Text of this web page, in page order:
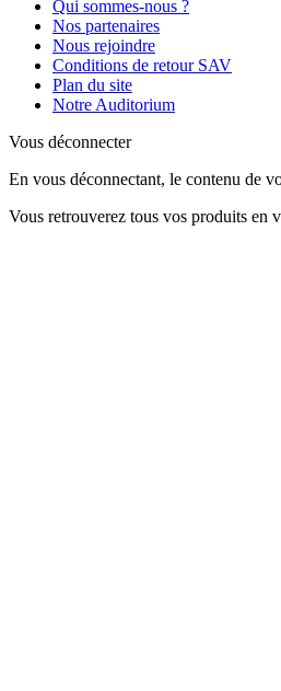
Qui sommes-nous ?
Nos partenaires
Nous rejoindre
Conditions de retour SAV
Plan du site
Notre Auditorium
Vous déconnecter
En vous déconnectant, le contenu de
Vous retrouverez tous vos produits en